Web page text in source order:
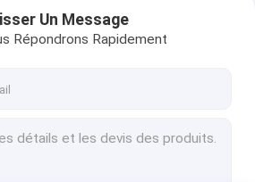
membrane
POTENTIEL D'EXPLOSION
Un Message
Répondrons Rapidement